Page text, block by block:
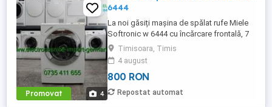
Promovat 4
6444
La noi găsiți mașina de spălat rufe Miele
Softronic w 6444 cu încărcare frontală, 7
kg , 1400 rpm, aduse din Germania în stare
perfectă de funcționare. Programe
spălare: - Spălare rufe bumbac - Spălare
rufe ușoare - Spălare rufe sintetice -
Spălare rufe lână - Spălare mătase
(manuală) - Program scurt - ...
Timisoara, Timis
4 august
800 RON
Repostat automat